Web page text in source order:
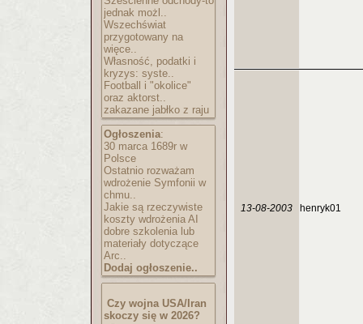
jednak możl..
Wszechświat
przygotowany na
więce..
Własność, podatki i
kryzys: syste..
Football i "okolice"
oraz aktorst..
zakazane jabłko z raju
Ogłoszenia:
30 marca 1689r w
Polsce
Ostatnio rozważam
wdrożenie Symfonii w
chmu..
Jakie są rzeczywiste
koszty wdrożenia AI
dobre szkolenia lub
materiały dotyczące
Arc..
Dodaj ogłoszenie..
Czy wojna USA/Iran
skoczy się w 2026?
13-08-2003 henryk01